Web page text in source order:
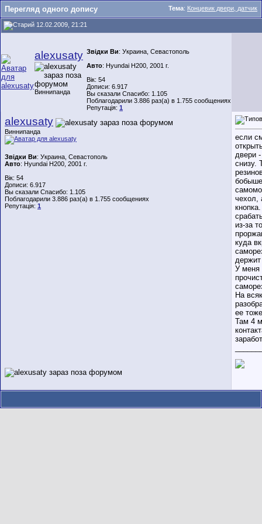
Тема: Концевик двери, датчик
Перегляд одного допису
12.02.2009, 21:21
alexusaty
Виннипанда
Звідки Ви: Украина, Севастополь
Авто: Hyundai H200, 2001 г.
Вік: 54
Дописи: 6.917
Вы сказали Спасибо: 1.105
Поблагодарили 3.886 раз(а) в 1.755 сообщениях
Репутація: 1
alexusaty
Виннипанда
Звідки Ви: Украина, Севастополь
Авто: Hyundai H200, 2001 г.
Вік: 54
Дописи: 6.917
Вы сказали Спасибо: 1.105
Поблагодарили 3.886 раз(а) в 1.755 сообщениях
Репутація: 1
если
двери
снизу.
чехол,
из-за
куда
держит
У меня
На
ее
Там 4